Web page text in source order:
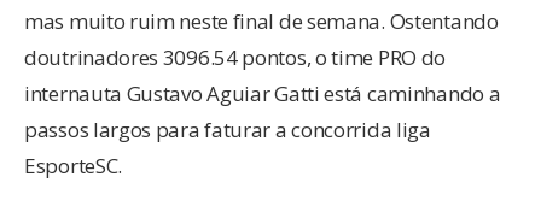
mas muito ruim neste final de semana. Ostentando
doutrinadores 3096.54 pontos, o time PRO do
internauta Gustavo Aguiar Gatti está caminhando a
passos largos para faturar a concorrida liga
EsporteSC.